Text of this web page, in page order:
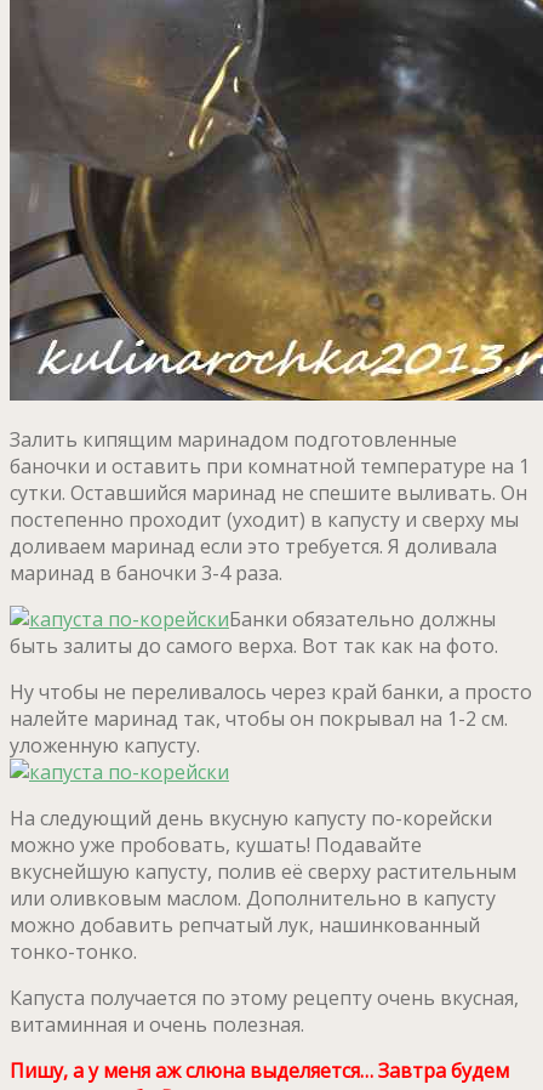
Залить кипящим маринадом подготовленные
баночки и оставить при комнатной температуре на 1
сутки. Оставшийся маринад не спешите выливать. Он
постепенно проходит (уходит) в капусту и сверху мы
доливаем маринад если это требуется. Я доливала
маринад в баночки 3-4 раза.
Банки обязательно должны
быть залиты до самого верха. Вот так как на фото.
Ну чтобы не переливалось через край банки, а просто
налейте маринад так, чтобы он покрывал на 1-2 см.
уложенную капусту.
На следующий день вкусную капусту по-корейски
можно уже пробовать, кушать! Подавайте
вкуснейшую капусту, полив её сверху растительным
или оливковым маслом. Дополнительно в капусту
можно добавить репчатый лук, нашинкованный
тонко-тонко.
Капуста получается по этому рецепту очень вкусная,
витаминная и очень полезная.
Пишу, а у меня аж слюна выделяется… Завтра будем